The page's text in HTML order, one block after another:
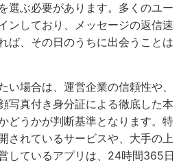
選ぶ必要があります。多くのユー
ンしており、メッセージの返信速
ば、その日のうちに出会うことは
い場合は、運営企業の信頼性や、
写真付き身分証による徹底した本
どうかが判断基準となります。特
されているサービスや、大手の上
しているアプリは、24時間365日